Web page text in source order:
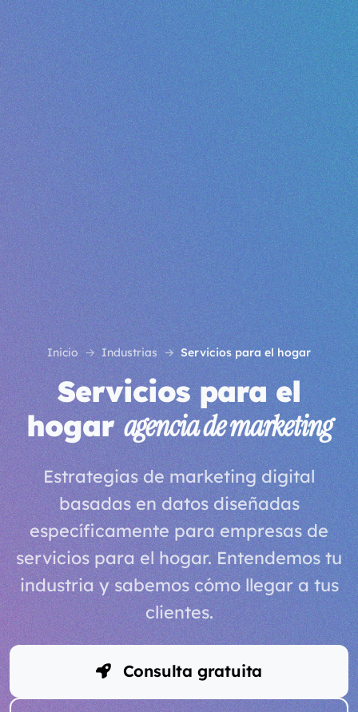
Inicio Industrias Servicios para el hogar
Servicios para el
hogaragencia de marketing
Estrategias de marketing digital
basadas en datos diseñadas
específicamente para empresas de
servicios para el hogar. Entendemos tu
industria y sabemos cómo llegar a tus
clientes.
Consulta gratuita